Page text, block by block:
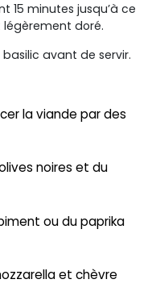
15 minutes jusqu’à ce
doré.
avant de servir.
la viande par des
noires et du
ou du paprika
et chèvre